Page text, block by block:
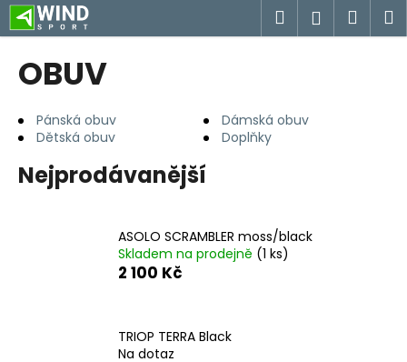
Přejít
na
obsah
Hledat
OBUV
Pánská obuv
Dámská obuv
Dětská obuv
Doplňky
Nejprodávanější
ASOLO SCRAMBLER moss/black
Skladem na prodejně (1 ks)
2 100 Kč
TRIOP TERRA Black
Na dotaz
K
o
o
p
o